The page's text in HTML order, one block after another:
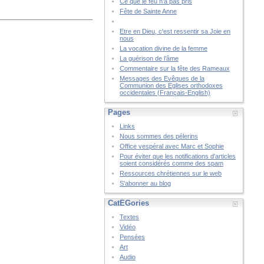
Fête de Sainte Anne
Etre en Dieu, c'est ressentir sa Joie en
nous
La vocation divine de la femme
La guérison de l’âme
Commentaire sur la fête des Rameaux
Messages des Evêques de la
Communion des Eglises orthodoxes
occidentales (Français-English)
Pages
Links
Nous sommes des pélerins
Office vespéral avec Marc et Sophie
Pour éviter que les notifications d'articles
soient considérés comme des spam
Ressources chrétiennes sur le web
S'abonner au blog
CatÉGories
Textes
Vidéo
Pensées
Art
Audio